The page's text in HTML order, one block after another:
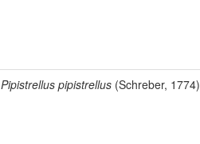
Pipistrellus pipistrellus (Schreber, 1774)